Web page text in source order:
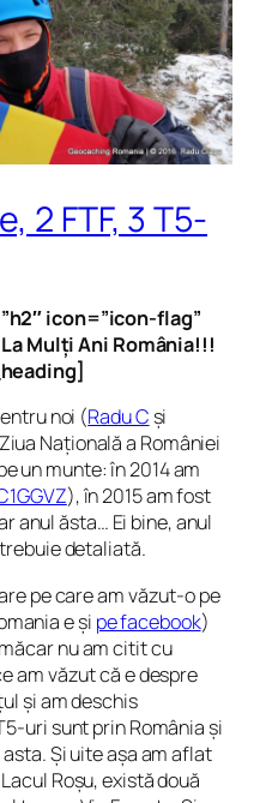
2 FTF, 3 T5-
icon=”icon-flag”
Mulți Ani România!!!
noi (Radu C și
Națională a României
un munte: în 2014 am
), în 2015 am fost
anul ăsta… Ei bine, anul
detaliată.
pe care am văzut-o pe
e și pe facebook)
nu am citit cu
am văzut că e despre
și am deschis
uri sunt prin România și
Și uite așa am aflat
Roșu, există două